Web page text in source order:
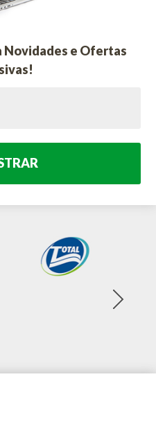
Novidades e Ofertas